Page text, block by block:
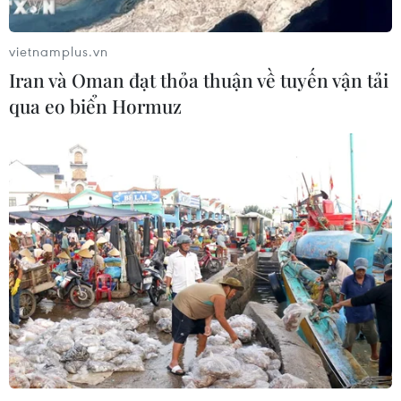
phóng ít nhất 1 tên lửa đạn đạo tầm
ngắn
06/08/2026 09:41
Quân đội Hàn Quốc thông báo Triều
Tiên phóng vật thể chưa xác định
06/08/2026 08:31
Dấu mốc quan trọng trong quan hệ
Việt Nam-Australia
06/08/2026 08:29
Hàn Quốc tăng cường giải pháp
ngăn chặn đánh bạc trực tuyến trong
vietnamplus.vn
Iran và Oman đạt thỏa thuận về tuyến vận tải
qua eo biển Hormuz